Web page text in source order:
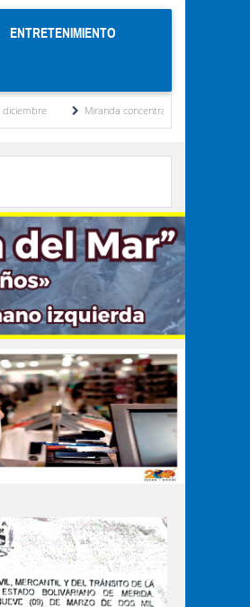
ENTRETENIMIENTO
concentra casi el 77 % de los presos políticos